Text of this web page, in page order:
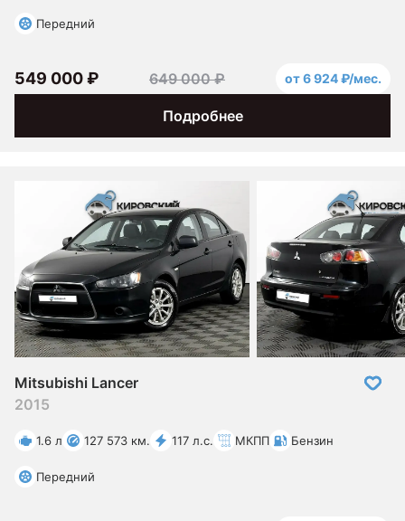
Передний
Подробнее
549 000 ₽ 649 000 ₽ от 6 924 ₽/мес.
Mitsubishi Lancer
2015
1.6 л 127 573 км. 117 л.с. МКПП Бензин
Передний